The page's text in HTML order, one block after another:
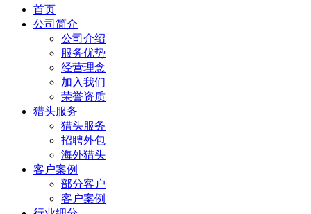
首页
公司简介
公司介绍
服务优势
经营理念
加入我们
荣誉资质
猎头服务
猎头服务
招聘外包
海外猎头
客户案例
部分客户
客户案例